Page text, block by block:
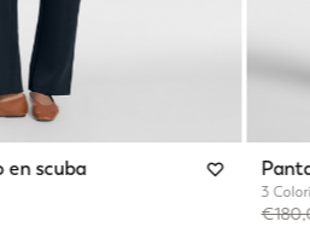
en scuba
3
Price